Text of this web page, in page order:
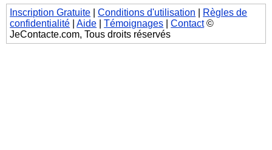
Inscription Gratuite |Conditions d'utilisation
Règles de
confidentialité |Aide |Témoignages |Contact©
JeContacte.com, Tous droits réservés